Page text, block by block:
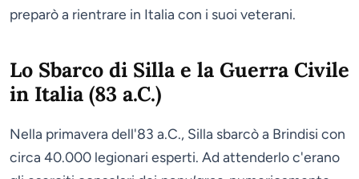
preparò a rientrare in Italia con i suoi veterani.
Lo Sbarco di Silla e la Guerra Civile
in Italia (83 a.C.)
Nella primavera dell'83 a.C., Silla sbarcò a Brindisi con
circa 40.000 legionari esperti. Ad attenderlo c'erano